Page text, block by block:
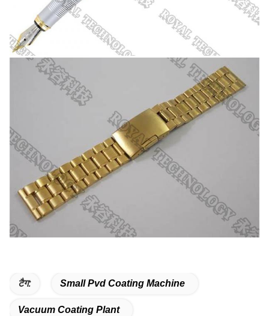
टैग: Small Pvd Coating Machine
Vacuum Coating Plant